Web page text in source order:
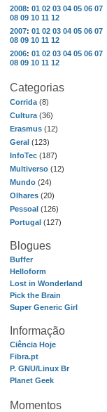
2008: 01 02 03 04 05 06 07
08 09 10 11 12
2007: 01 02 03 04 05 06 07
08 09 10 11 12
2006: 01 02 03 04 05 06 07
08 09 10 11 12
Categorias
Corrida (8)
Cultura (36)
Erasmus (12)
Geral (123)
InfoTec (187)
Multiverso (12)
Mundo (24)
Olhares (20)
Pessoal (126)
Portugal (127)
Blogues
Buffer
Helloform
Lost in Wonderland
Pick the Brain
Super Generic Girl
Informação
Ciência Hoje
Fibra.pt
P. GNU/Linux Br
Planet Geek
Momentos